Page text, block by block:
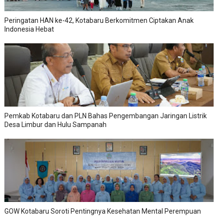
Peringatan HAN ke-42, Kotabaru Berkomitmen Ciptakan Anak
Indonesia Hebat
Pemkab Kotabaru dan PLN Bahas Pengembangan Jaringan Listrik
Desa Limbur dan Hulu Sampanah
GOW Kotabaru Soroti Pentingnya Kesehatan Mental Perempuan